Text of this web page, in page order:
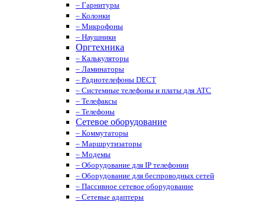
– Гарнитуры
– Колонки
– Микрофоны
– Наушники
Оргтехника
– Калькуляторы
– Ламинаторы
– Радиотелефоны DECT
– Системные телефоны и платы для АТС
– Телефаксы
– Телефоны
Сетевое оборудование
– Коммутаторы
– Маршрутизаторы
– Модемы
– Оборудование для IP телефонии
– Оборудование для беспроводных сетей
– Пассивное сетевое оборудование
– Сетевые адаптеры